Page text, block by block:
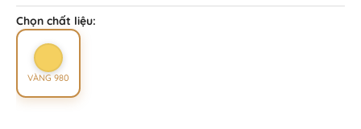
Chọn chất liệu:
VÀNG 980